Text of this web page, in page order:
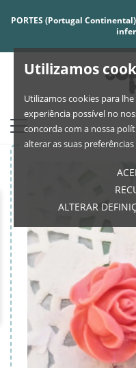
Utilizamos
Utilizamos cookies para
experiência possível no
concorda com a nossa
alterar as suas
ALTERAR
PORTES (Portugal